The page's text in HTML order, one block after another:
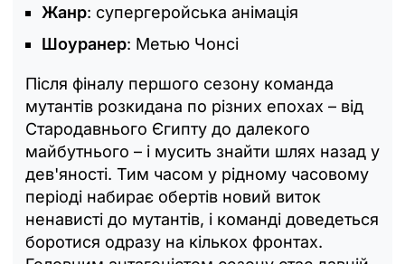
Жанр: супергеройська анімація
Шоуранер: Метью Чонсі
Після фіналу першого сезону команда
мутантів розкидана по різних епохах – від
Стародавнього Єгипту до далекого
майбутнього – і мусить знайти шлях назад у
дев'яності. Тим часом у рідному часовому
періоді набирає обертів новий виток
ненависті до мутантів, і команді доведеться
боротися одразу на кількох фронтах.